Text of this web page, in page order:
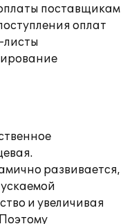
поставщикам
оплат
развивается,
и увеличивая